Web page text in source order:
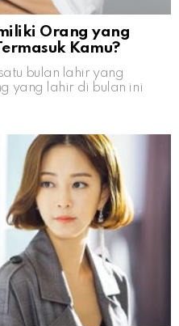
Orang yang
Kamu?
bulan lahir yang
yang lahir di bulan ini